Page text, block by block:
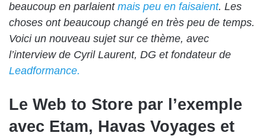
beaucoup en parlaient mais peu en faisaient. Les
choses ont beaucoup changé en très peu de temps.
Voici un nouveau sujet sur ce thème, avec
l’interview de Cyril Laurent, DG et fondateur de
Leadformance.
Le Web to Store par l’exemple
avec Etam, Havas Voyages et